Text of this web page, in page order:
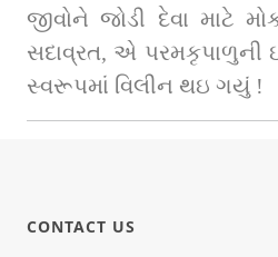
જીવોને જોડી દેવા માટે
સદાવ્રત, એ પરમકૃપાળુની
સ્વરૂપમાં વિલીન થઇ ગયું !
CONTACT US